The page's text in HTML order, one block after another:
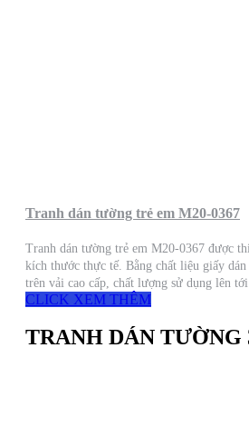
Tranh dán tường trẻ em M20-0367
Tranh dán tường trẻ em M20-0367 được
kích thước thực tế. Bằng chất liệu giấy
trên vải cao cấp, chất lượng sử dụng lên tới
CLICK XEM THÊM
TRANH DÁN TƯỜNG